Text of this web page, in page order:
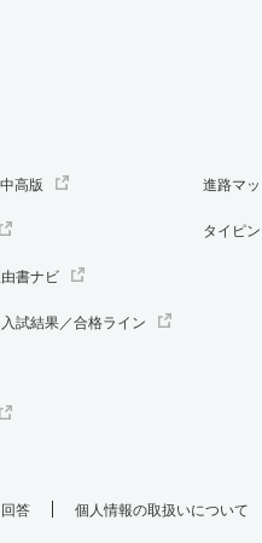
高版
書ナビ
試結果／合格ライン
進路マ
タイピ
答 個人情報の取扱いについて